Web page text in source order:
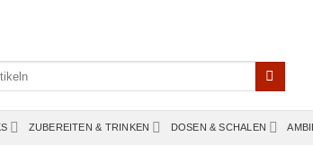
ZUBEREITEN & TRINKEN DOSEN & SCHALEN